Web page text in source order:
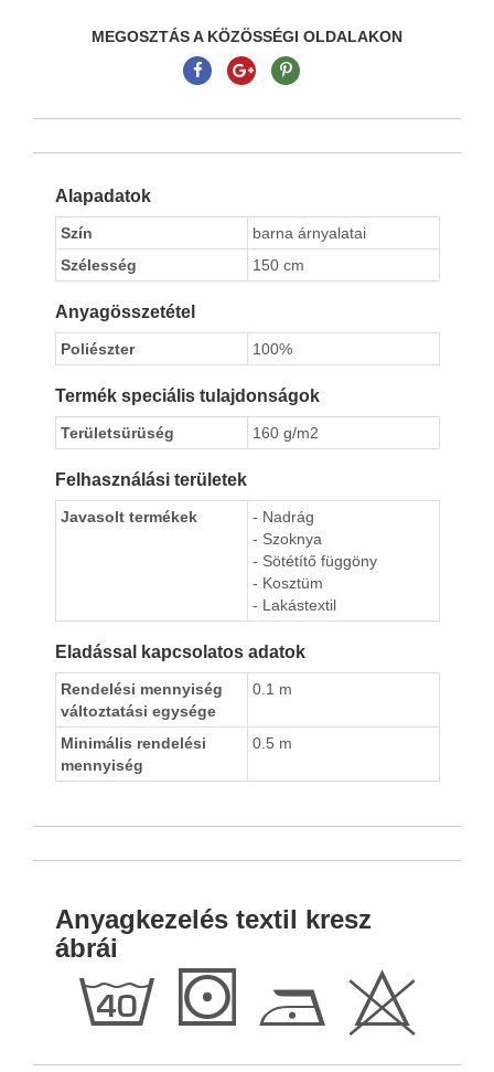
MEGOSZTÁS A KÖZÖSSÉGI OLDALAKON
Alapadatok
Szín
barna árnyalatai
Szélesség
150 cm
Anyagösszetétel
Poliészter 100%
Termék speciális tulajdonságok
Területsürüség 160 g/m2
Felhasználási területek
Javasolt termékek
- Nadrág
- Szoknya
- Sötétítő függöny
- Kosztüm
- Lakástextil
Eladással kapcsolatos adatok
Rendelési mennyiség
változtatási egysége
0.1 m
Minimális rendelési
mennyiség
0.5 m
Anyagkezelés textil kresz
ábrái
h S D H